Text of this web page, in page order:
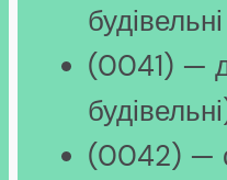
(0041) —
(0042) —